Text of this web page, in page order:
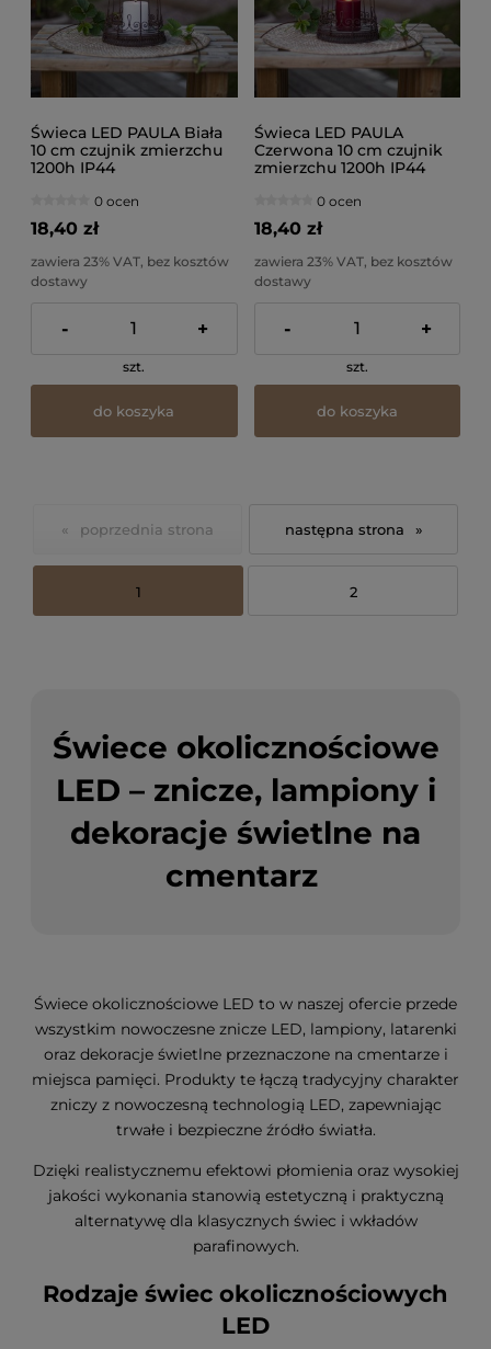
Świeca LED PAULA Biała
10 cm czujnik zmierzchu
1200h IP44
0 ocen
18,40 zł
zawiera 23% VAT, bez kosztów
dostawy
- +
szt.
do koszyka
Świeca LED PAULA
Czerwona 10 cm czujnik
zmierzchu 1200h IP44
0 ocen
18,40 zł
zawiera 23% VAT, bez kosztów
dostawy
- +
szt.
do koszyka
«
1 2
»
Świece okolicznościowe
LED – znicze, lampiony i
dekoracje świetlne na
cmentarz
Świece okolicznościowe LED to w naszej ofercie przede
wszystkim nowoczesne znicze LED, lampiony, latarenki
oraz dekoracje świetlne przeznaczone na cmentarze i
miejsca pamięci. Produkty te łączą tradycyjny charakter
zniczy z nowoczesną technologią LED, zapewniając
trwałe i bezpieczne źródło światła.
Dzięki realistycznemu efektowi płomienia oraz wysokiej
jakości wykonania stanowią estetyczną i praktyczną
alternatywę dla klasycznych świec i wkładów
parafinowych.
Rodzaje świec okolicznościowych
LED